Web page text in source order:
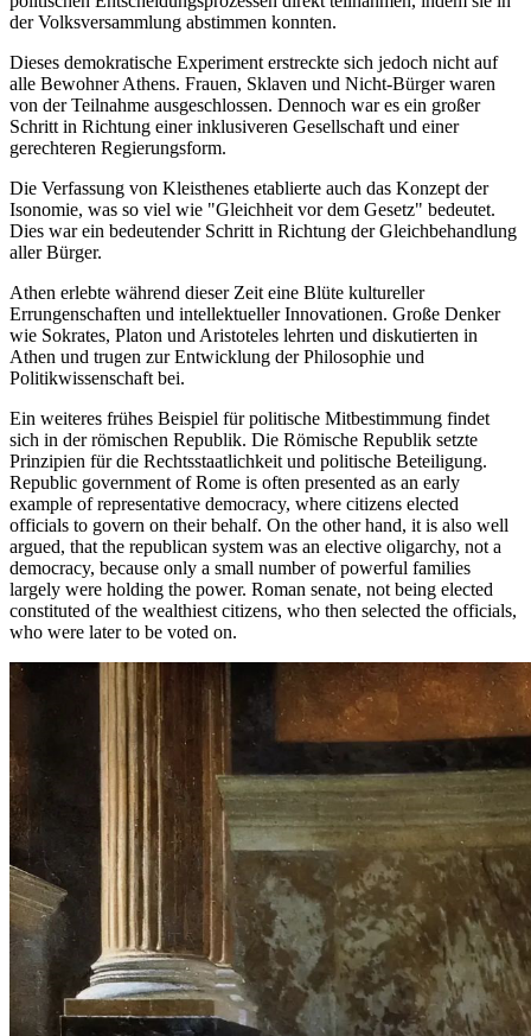
der Volksversammlung abstimmen konnten.
Dieses demokratische Experiment erstreckte sich jedoch nicht auf
alle BewohnerAthens. Frauen, Sklaven und Nicht-Bürgerwaren
von der Teilnahme ausgeschlossen. Dennoch wares ein großer
Schritt in Richtung einerinklusiveren Gesellschaft und einer
gerechteren Regierungsform.
Die Verfassung von Kleisthenes etablierte auch das Konzept der
Isonomie, was so viel wie "Gleichheit vordem Gesetz" bedeutet.
Dies warein bedeutender Schritt in Richtung der Gleichbehandlung
aller Bürger.
Athen erlebte während dieser Zeit eine Blüte kultureller
Errungenschaften und intellektueller Innovationen. Große Denker
wie Sokrates, Platon und Aristoteles lehrten und diskutierten in
Athen und trugen zurEntwicklung der Philosophie und
Politikwissenschaft bei.
Ein weiteres frühes Beispiel fürpolitische Mitbestimmung findet
sich in derrömischen Republik. Die Römische Republik setzte
Prinzipien fürdie Rechtsstaatlichkeit und politische Beteiligung.
Republic government ofRome is often presented as an early
example ofrepresentative democracy, where citizens elected
officials to govern on their behalf. On the other hand, it is also well
argued, that the republican system was an elective oligarchy, not a
democracy, because only a small numberofpowerful families
largely were holding the power. Roman senate, not being elected
constituted of the wealthiest citizens, who then selected the officials,
who were later to be voted on.